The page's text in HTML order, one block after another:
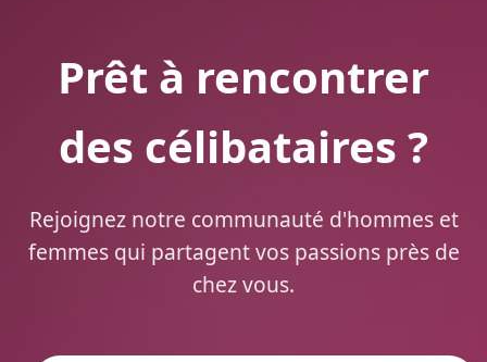
Prêt à rencontrer
des célibataires ?
Rejoignez notre communauté d'hommes et
femmes qui partagent vos passions près de
chez vous.